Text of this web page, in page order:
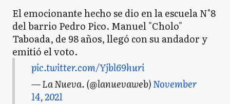
El emocionante hecho se dio en la escuela N°8
del barrio Pedro Pico. Manuel "Cholo"
Taboada, de 98 años, llegó con su andador y
emitió el voto.
pic.twitter.com/Yjbl69huri
— La Nueva. (@lanuevaweb)November
14, 2021